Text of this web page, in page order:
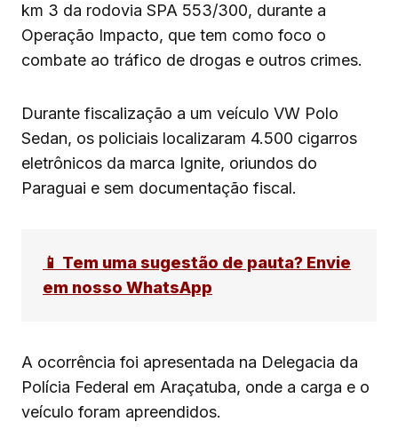
km 3 da rodovia SPA 553/300, durante a
Operação Impacto, que tem como foco o
combate ao tráfico de drogas e outros crimes.
Durante fiscalização a um veículo VW Polo
Sedan, os policiais localizaram 4.500 cigarros
eletrônicos da marca Ignite, oriundos do
Paraguai e sem documentação fiscal.
📱 Tem uma sugestão de pauta? Envie
em nosso WhatsApp
A ocorrência foi apresentada na Delegacia da
Polícia Federal em Araçatuba, onde a carga e o
veículo foram apreendidos.